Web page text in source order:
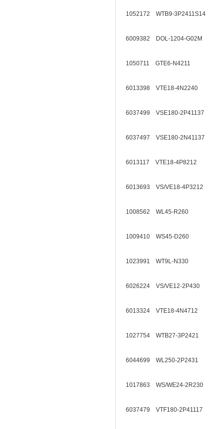
1052172 WTB9-3P2411S14
6009382 DOL-1204-G02M
1050711 GTE6-N4211
6013398 VTE18-4N2240
6037499 VSE180-2P41137
6037497 VSE180-2N41137
6013117 VTE18-4P8212
6013693 VS/VE18-4P3212
1008562 WL45-R260
1009410 WS45-D260
1023991 WT9L-N330
6026224 VS/VE12-2P430
6013324 VTE18-4N4712
1027754 WTB27-3P2421
6044699 WL250-2P2431
1017863 WS/WE24-2R230
6037479 VTF180-2P41117